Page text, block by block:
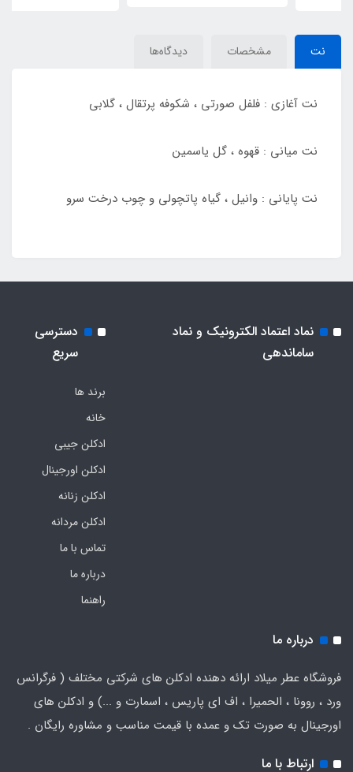
نت مشخصات دیدگاه‌ها
نت آغازی : فلفل صورتی ، شکوفه پرتقال ، گلابی
نت میانی : قهوه ، گل یاسمین
نت پایانی : وانیل ، گیاه پاتچولی و چوب درخت سرو
نماد اعتماد الکترونیک و نماد
ساماندهی
دسترسی
سریع
برند ها
خانه
ادکلن جیبی
ادکلن اورجینال
ادکلن زنانه
ادکلن مردانه
تماس با ما
درباره ما
راهنما
درباره ما
فروشگاه عطر میلاد ارائه دهنده ادکلن های شرکتی مختلف ( فرگرانس
ورد ، روونا ، الحمیرا ، اف ای پاریس ، اسمارت و ...) و ادکلن های
اورجینال به صورت تک و عمده با قیمت مناسب و مشاوره رایگان .
ارتباط با ما